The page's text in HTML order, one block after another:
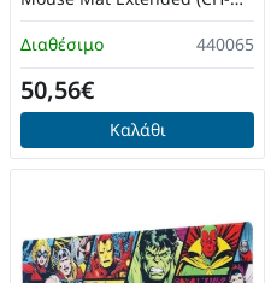
Διαθέσιμο 440065
9000101-WW)
50,56€
Καλάθι